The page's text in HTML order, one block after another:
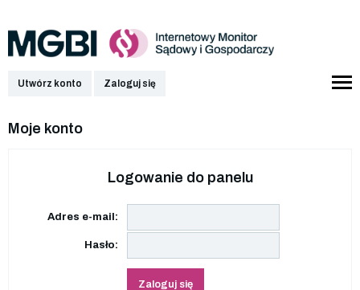
Utwórz konto Zaloguj się
Moje konto
Logowanie do panelu
Adres e-mail:
Hasło:
Zaloguj się